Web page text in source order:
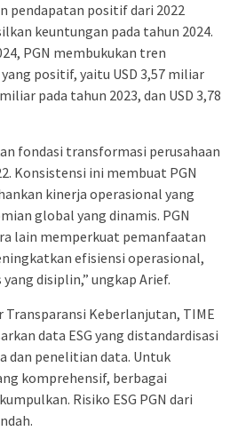
pendapatan positif dari 2022
keuntungan pada tahun 2024.
PGN membukukan tren
positif, yaitu USD 3,57 miliar
pada tahun 2023, dan USD 3,78
fondasi transformasi perusahaan
Konsistensi ini membuat PGN
kinerja operasional yang
global yang dinamis. PGN
lain memperkuat pemanfaatan
efisiensi operasional,
disiplin,” ungkap Arief.
Transparansi Keberlanjutan, TIME
data ESG yang distandardisasi
dan penelitian data. Untuk
komprehensif, berbagai
Risiko ESG PGN dari